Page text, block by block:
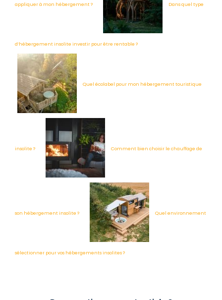
appliquer à mon hébergement ? Dans quel type
d’hébergement insolite investir pour être rentable ?
Quel écolabel pour mon hébergement touristique
insolite ? Comment bien choisir le chauffage de
son hébergement insolite ? Quel environnement
sélectionner pour vos hébergements insolites ?